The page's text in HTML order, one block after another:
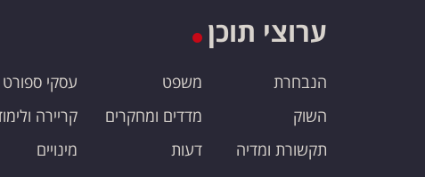
ערוצי תוכן
הנבחרת
השוק
תקשורת ומדיה
משפט
מדדים ומחקרים
דעות
עסקי ספורט
קריירה
מינויים